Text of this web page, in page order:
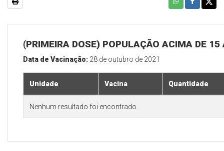
(PRIMEIRA DOSE) POPULAÇÃO ACIMA DE 15
Data de Vacinação: 28 de outubro de 2021
Unidade Vacina Quantidade
Nenhum resultado foi encontrado.